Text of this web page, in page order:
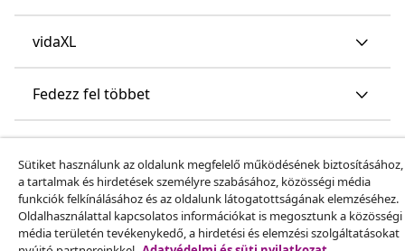
vidaXL
Fedezz fel többet
© 2008-2026 vidaXL A www.vidaxl.hu a vidaXL Marketplace
Sütiket használunk az oldalunk megfelelő működésének biztosításához,
a tartalmak és hirdetések személyre szabásához, közösségi média
funkciók felkínálásához és az oldalunk látogatottságának elemzéséhez.
Oldalhasználattal kapcsolatos információkat is megosztunk a közösségi
média területén tevékenykedő, a hirdetési és elemzési szolgáltatásokat